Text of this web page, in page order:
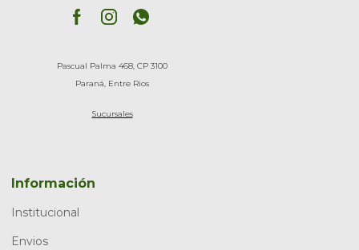
Pascual Palma 468, CP 3100
Paraná, Entre Rios
Sucursales
Información
Institucional
Envios